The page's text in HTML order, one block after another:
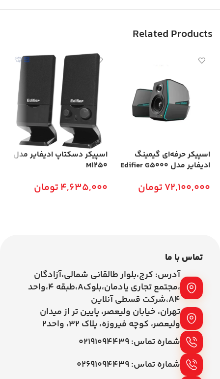
Related Products
اسپیکر حرفه‌ای گیمینگ
ادیفایر مدل Edifier G5000
72,100,000تومان
اسپیکر دسکتاپ ادیفایر مدل
M1250
4,635,000تومان
تماس با ما
آدرس: کرج،بلوار طالقانی شمالی،آزادگان
،مجتمع تجاری یادمان،بلوکA،طبقه ۴،واحد
A4،شرکت قسطی آنلاین
تهران، خیابان ولیعصر، پایین تر از میدان
ولیعصر، کوچه فیروزه، پلاک 32، واحد2
شماره تماس: ۰۲۱۹۱۰۹۴۴۳۹
شماره تماس: ۰۲۶۹۱۰۹۴۴۳۹